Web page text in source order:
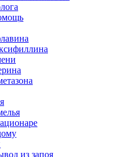
из запоя